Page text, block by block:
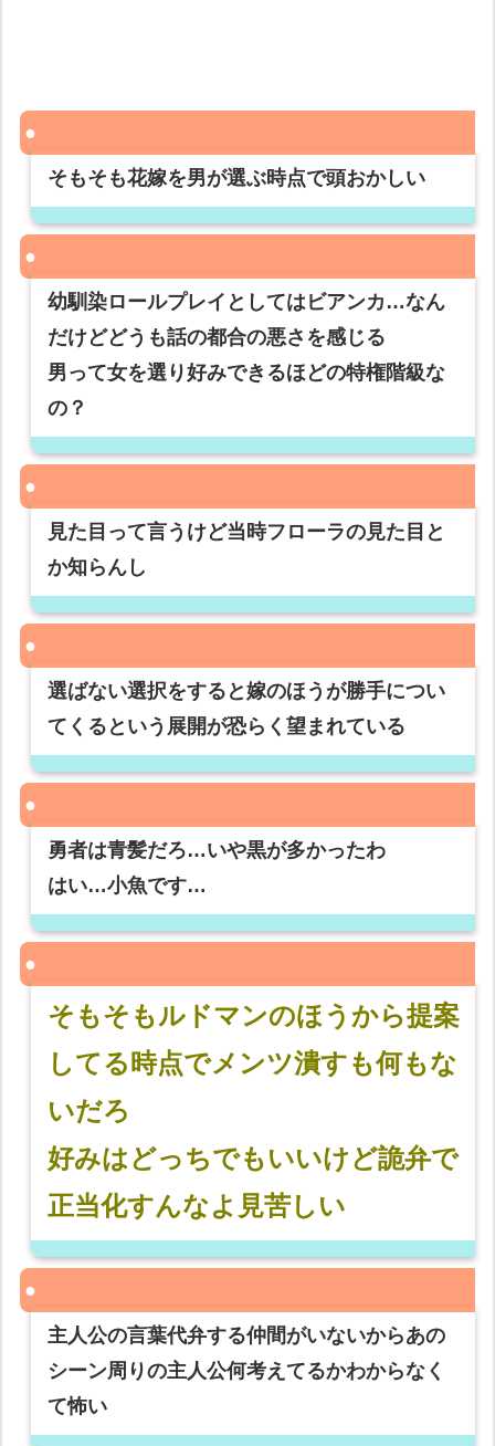
そもそも花嫁を男が選ぶ時点で頭おかしい
幼馴染ロールプレイとしてはビアンカ…なん
だけどどうも話の都合の悪さを感じる
男って女を選り好みできるほどの特権階級な
の？
見た目って言うけど当時フローラの見た目と
か知らんし
選ばない選択をすると嫁のほうが勝手につい
てくるという展開が恐らく望まれている
勇者は青髪だろ…いや黒が多かったわ
はい…小魚です…
そもそもルドマンのほうから提案
してる時点でメンツ潰すも何もな
いだろ
好みはどっちでもいいけど詭弁で
正当化すんなよ見苦しい
主人公の言葉代弁する仲間がいないからあの
シーン周りの主人公何考えてるかわからなく
て怖い